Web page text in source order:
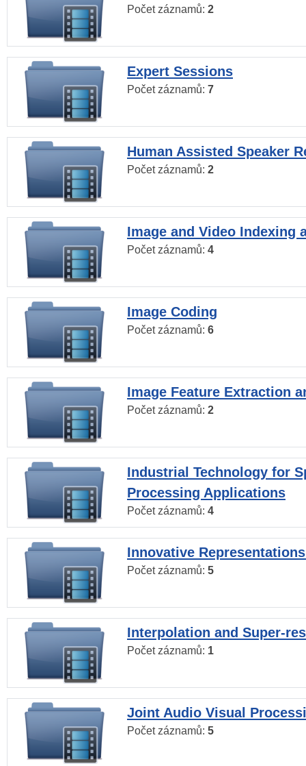
Počet záznamů: 2
Expert Sessions
Počet záznamů: 7
Human Assisted Speaker
Počet záznamů: 2
Image and Video Indexing
Počet záznamů: 4
Image Coding
Počet záznamů: 6
Image Feature Extraction
Počet záznamů: 2
Industrial Technology for
Processing Applications
Počet záznamů: 4
Innovative
Počet záznamů: 5
Interpolation and Super-
Počet záznamů: 1
Joint Audio Visual
Počet záznamů: 5